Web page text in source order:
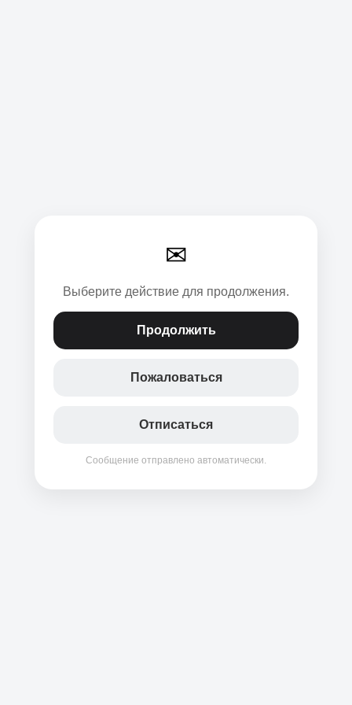
✉
Выберите действие для продолжения.
Продолжить
Пожаловаться
Отписаться
Сообщение отправлено автоматически.